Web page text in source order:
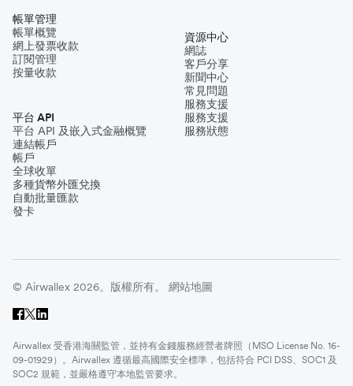
帳單管理
帳單概覽
網上發票收款
訂閱管理
按量收款
平台 API
平台 API 及嵌入式金融概覽
連結帳戶
帳戶
全球收單
多種貨幣外匯兌換
自動批量匯款
發卡
資源中心
網誌
客戶分享
新聞中心
常見問題
服務支援
服務支援
服務狀態
© Airwallex 2026。版權所有。 網站地圖
Airwallex 受香港海關監管，並持有金錢服務經營者牌照（MSO License No. 16-
09-01929）。Airwallex 遵循最高國際安全標準，包括符合 PCI DSS、SOC1 及
SOC2 規範，並嚴格遵守本地監管要求。